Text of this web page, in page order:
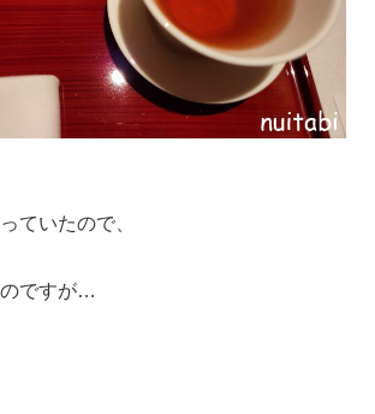
ていたので、
ですが…